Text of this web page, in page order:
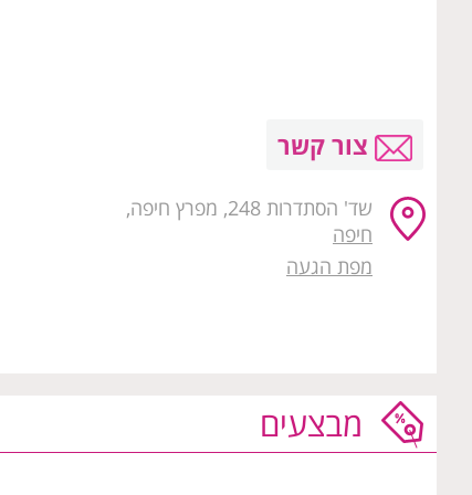
צור קשר
שד' הסתדרות 248, מפרץ חיפה,
חיפה
מפת הגעה
מבצעים